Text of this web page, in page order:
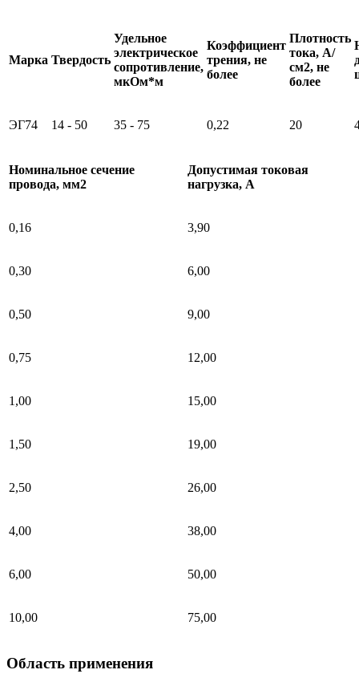
Марка Твердость
Удельное
электрическое
сопротивление,
мкОм*м
Коэффициент
трения, не
более
Плотность
тока, А/
см2, не
более
ЭГ74 14 - 50 35 - 75 0,22 20
Номинальное сечение
провода, мм2
Допустимая токовая
нагрузка, А
0,16 3,90
0,30 6,00
0,50 9,00
0,75 12,00
1,00 15,00
1,50 19,00
2,50 26,00
4,00 38,00
6,00 50,00
10,00 75,00
Область применения